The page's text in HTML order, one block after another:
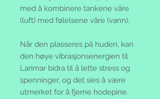
med å kombinere tankene våre
(luft) med følelsene våre (vann).
Når den plasseres på huden, kan
den høye vibrasjonsenergien til
Larimar bidra til å lette stress og
spenninger, og det sies å være
utmerket for å fjerne hodepine.